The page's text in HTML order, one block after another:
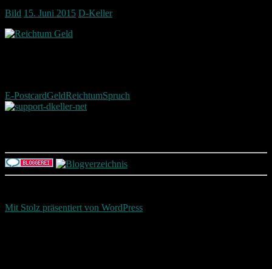
Bild 15. Juni 2015 D-Keller
E-PostcardGeldReichtumSpruch
Mit Stolz präsentiert von WordPress